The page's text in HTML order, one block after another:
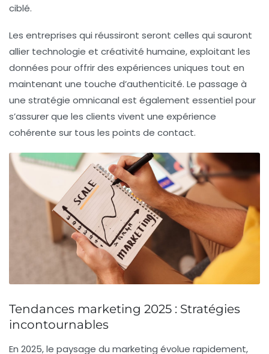
ciblé.
Les entreprises qui réussiront seront celles qui sauront
allier technologie et créativité humaine, exploitant les
données pour offrir des expériences uniques tout en
maintenant une touche d’authenticité. Le passage à
une stratégie omnicanal est également essentiel pour
s’assurer que les clients vivent une expérience
cohérente sur tous les points de contact.
Tendances marketing 2025 : Stratégies
incontournables
En 2025, le paysage du marketing évolue rapidement,